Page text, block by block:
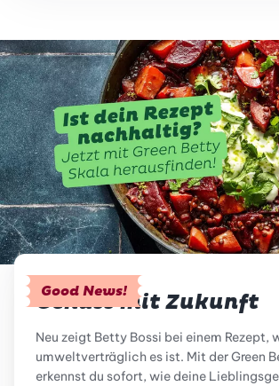
Good News!
Genuss mit Zukunft
Neu zeigt Betty Bossi bei einem Rezept,
umweltverträglich es ist. Mit der Green
erkennst du sofort, wie deine